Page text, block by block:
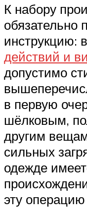
К набору
обязательно
инструкцию:
действий и
допустимо
в первую
шёлковым,
другим
сильных
одежде
эту